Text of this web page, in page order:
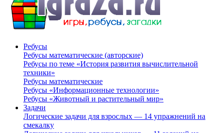
Ребусы
Ребусы математические (авторские)
Ребусы по теме «История развития вычислительной
техники»
Ребусы математические
Ребусы «Информационные технологии»
Ребусы «Животный и растительный мир»
Задачи
Логические задачи для взрослых — 14 упражнений на
смекалку